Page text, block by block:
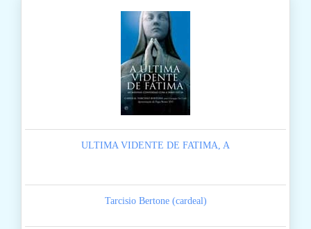
ULTIMA VIDENTE DE FATIMA, A
Tarcisio Bertone (cardeal)